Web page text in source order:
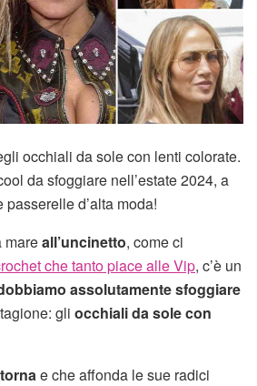
occhiali da sole con lenti colorate.
da sfoggiare nell’estate 2024, a
d’alta moda!
mareall’uncinetto, come ci
che tanto piace alle Vip, c’è un
assolutamente sfoggiare
gli occhiali da sole con
e che affonda le sue radici